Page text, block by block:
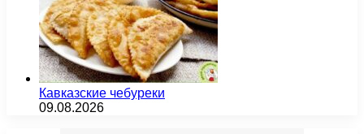
Кавказские чебуреки
09.08.2026